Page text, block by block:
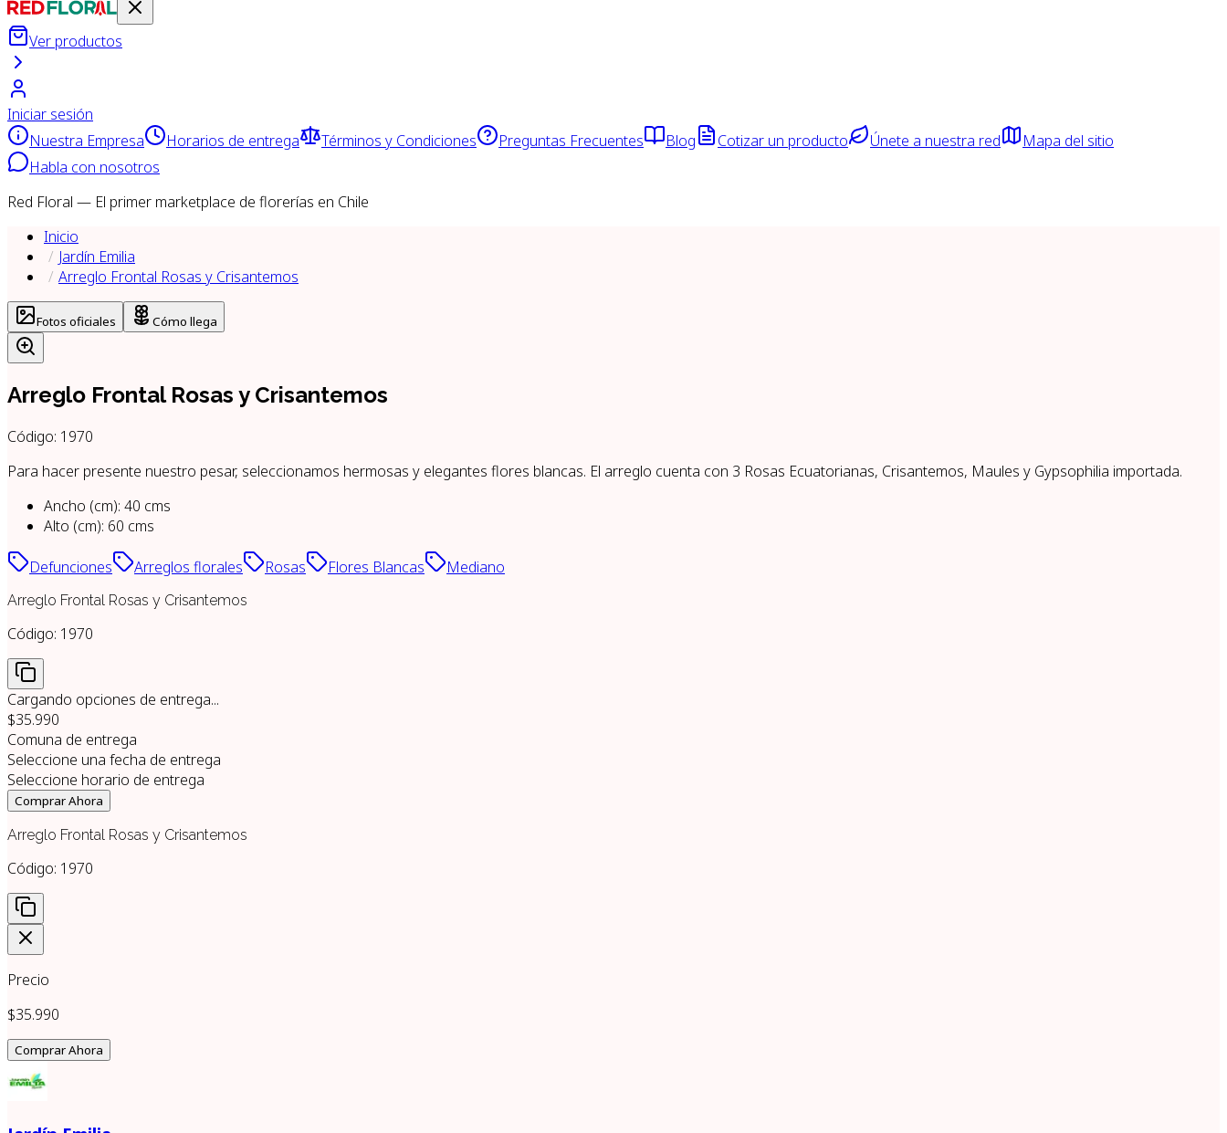
Ver productos
Iniciar sesión
Nuestra Empresa
Horarios de entrega Términos y Condiciones Preguntas Frecuentes Blog Cotizar un producto Únete a nuestra red
Mapa del sitio
Habla con nosotros
Red Floral — El primer marketplace de florerías en Chile
Inicio
Jardín Emilia
Arreglo Frontal Rosas y Crisantemos
Fotos oficiales Cómo llega
Arreglo Frontal Rosas y Crisantemos
Código: 1970
Para hacer presente nuestro pesar, seleccionamos hermosas y elegantes flores blancas. El arreglo cuenta con 3 Rosas Ecuatorianas, Crisantemos, Maules y Gypsophilia importada.
Ancho (cm): 40 cms
Alto (cm): 60 cms
Defunciones Arreglos florales Rosas Flores Blancas Mediano
Arreglo Frontal Rosas y Crisantemos
Código: 1970
Cargando opciones de entrega...
$35.990
Comuna de entrega
Seleccione una fecha de entrega
Seleccione horario de entrega
Comprar Ahora
Arreglo Frontal Rosas y Crisantemos
Código: 1970
Precio
$35.990
Comprar Ahora